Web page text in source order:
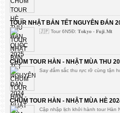
TOUR NHẬT BẢN TẾT NGUYÊN ĐÁN
CHÙM TOUR HÀN - NHẬT MÙA THU
CHÙM TOUR HÀN - NHẬT MÙA HÈ 2024